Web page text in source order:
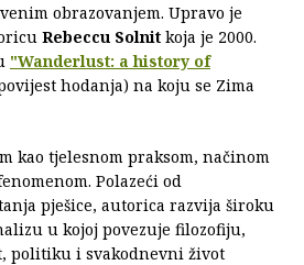
obrazovanjem. Upravo je
Rebeccu Solnit koja je 2000.
"Wanderlust: a history of
hodanja) na koju se Zima
kao tjelesnom praksom, načinom
Polazeći od
pješice, autorica razvija široku
u kojoj povezuje filozofiju,
politiku i svakodnevni život